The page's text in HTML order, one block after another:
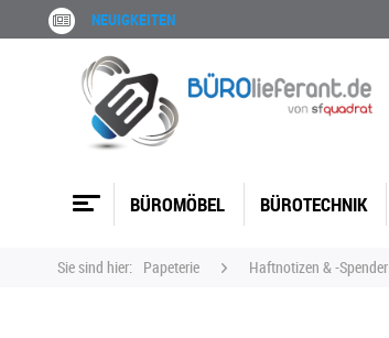
NEUIGKEITEN
BÜROMÖBEL BÜROTECHNIK
Sie sind hier: Papeterie Haftnotizen & -Spender